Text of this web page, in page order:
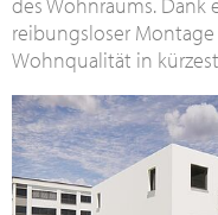
reibungsloser
Wohnqualität in